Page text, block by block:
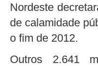
Nordeste
de calamidade
o fim de 2012.
Outros 2.641